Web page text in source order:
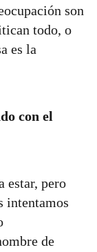
son
todo, o
es la
con el
estar, pero
intentamos
de